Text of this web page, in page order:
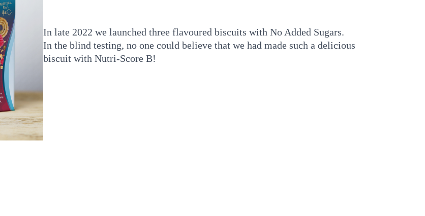
In late 2022 we launched three flavoured biscuits with No Added Sugars.
In the blind testing, no one could believe that we had made such a delicious
biscuit with Nutri-Score B!